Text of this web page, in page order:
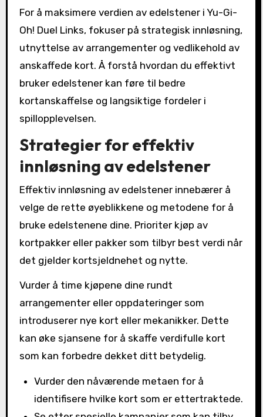
For å maksimere verdien av edelstener i Yu-Gi-
Oh! Duel Links, fokuser på strategisk innløsning,
utnyttelse av arrangementer og vedlikehold av
anskaffede kort. Å forstå hvordan du effektivt
bruker edelstener kan føre til bedre
kortanskaffelse og langsiktige fordeler i
spillopplevelsen.
Strategier for effektiv
innløsning av edelstener
Effektiv innløsning av edelstener innebærer å
velge de rette øyeblikkene og metodene for å
bruke edelstenene dine. Prioriter kjøp av
kortpakker eller pakker som tilbyr best verdi når
det gjelder kortsjeldnehet og nytte.
Vurder å time kjøpene dine rundt
arrangementer eller oppdateringer som
introduserer nye kort eller mekanikker. Dette
kan øke sjansene for å skaffe verdifulle kort
som kan forbedre dekket ditt betydelig.
Vurder den nåværende metaen for å
identifisere hvilke kort som er ettertraktede.